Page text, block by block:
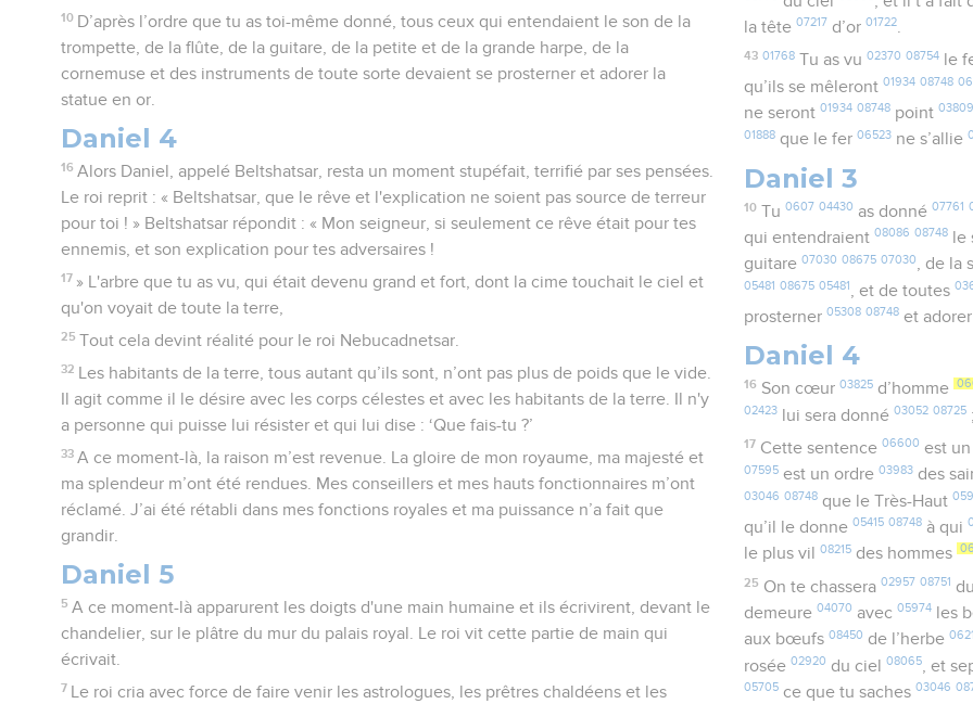
10 D’après l’ordre que tu as toi-même donné, tous ceux qui entendaient le son de la
trompette, de la flûte, de la guitare, de la petite et de la grande harpe, de la
cornemuse et des instruments de toute sorte devaient se prosterner et adorer la
statue en or.
Daniel 4
16 Alors Daniel, appelé Beltshatsar, resta un moment stupéfait, terrifié par ses pensées.
Le roi reprit : « Beltshatsar, que le rêve et l'explication ne soient pas source de terreur
pour toi ! » Beltshatsar répondit : « Mon seigneur, si seulement ce rêve était pour tes
ennemis, et son explication pour tes adversaires !
17 » L'arbre que tu as vu, qui était devenu grand et fort, dont la cime touchait le ciel et
qu'on voyait de toute la terre,
25 Tout cela devint réalité pour le roi Nebucadnetsar.
32
Les habitants de la terre, tous autant qu’ils sont, n’ont pas plus de poids que le vide.
Il agit comme il le désire avec les corps célestes et avec les habitants de la terre. Il n'y
a personne qui puisse lui résister et qui lui dise : ‘Que fais-tu ?’
33 A ce moment-là, la raison m’est revenue. La gloire de mon royaume, ma majesté et
ma splendeur m’ont été rendues. Mes conseillers et mes hauts fonctionnaires m’ont
réclamé. J’ai été rétabli dans mes fonctions royales et ma puissance n’a fait que
grandir.
Daniel 5
5 A ce moment-là apparurent les doigts d'une main humaine et ils écrivirent, devant le
chandelier, sur le plâtre du mur du palais royal. Le roi vit cette partie de main qui
écrivait.
7
Le roi cria avec force de faire venir les astrologues, les prêtres chaldéens et les
la tête07217 d’or01722.
43 01768Tu as vu 02370 08754le
qu’ils se mêleront01934 08748
ne seront01934 08748 point03809
01888 que le fer06523 ne s’allie
Daniel 3
10 Tu 0607 04430 as donné 07761
qui entendraient08086 08748 le
guitare07030 08675 07030, de la
05481 08675 05481 , et de toutes
prosterner05308 08748 et
Daniel 4
16 Son cœur 03825d’homme
02423 lui sera donné03052 08725
17 Cette sentence 06600 est
07595 est un ordre03983 des
03046 08748 que le Très-Haut
qu’il le donne05415 08748 à qui
le plus vil08215 des hommes
25 On te chassera 02957 08751
demeure04070 avec05974 les
aux bœufs08450 de l’herbe
rosée02920 du ciel08065 , et
05705 ce que tu saches03046